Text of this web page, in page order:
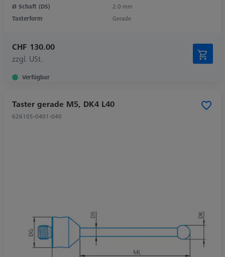
Ø Schaft (DS)
2.0 mm
Tasterform
Gerade
CHF 130.00
zzgl. USt.
Verfügbar
Taster gerade M5, DK4 L40
626105-0401-040